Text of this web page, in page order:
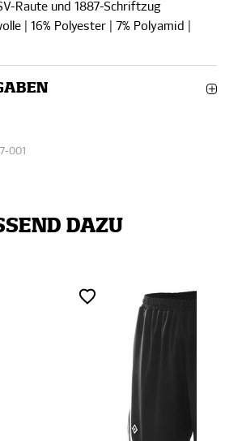
Raute und 1887-Schriftzug
| 16% Polyester | 7% Polyamid |
001
DAZU